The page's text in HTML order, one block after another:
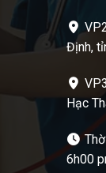
Định,
Hạc
6h00